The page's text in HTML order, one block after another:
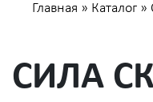
Главная » Каталог »
СИЛА